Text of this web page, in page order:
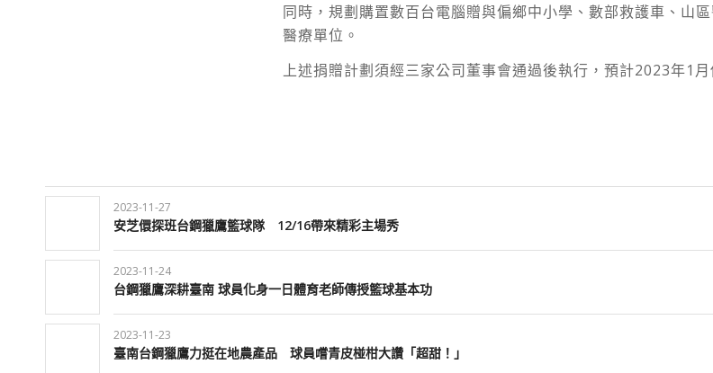
同時，規劃購置數百台電腦贈與偏鄉中小學、數部救護車、山
醫療單位。
上述捐贈計劃須經三家公司董事會通過後執行，預計2023年1月
2023-11-27
安芝儇探班台鋼獵鷹籃球隊 12/16帶來精彩主場秀
2023-11-24
台鋼獵鷹深耕臺南 球員化身一日體育老師傳授籃球基本功
2023-11-23
臺南台鋼獵鷹力挺在地農產品 球員嚐青皮椪柑大讚「超甜！」